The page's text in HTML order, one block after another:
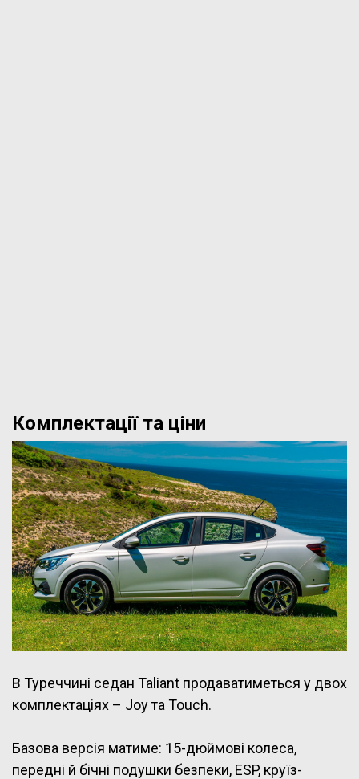
Комплектації та ціни
В Туреччині седан Taliant продаватиметься у двох
комплектаціях – Joy та Touch.
Базова версія матиме: 15-дюймові колеса,
передні й бічні подушки безпеки, ESP, круїз-